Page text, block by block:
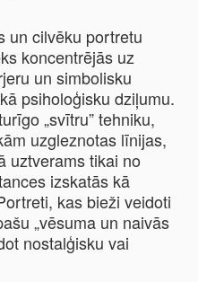
un cilvēku portretu
koncentrējās uz
un simbolisku
psiholoģisku dziļumu.
„svītru” tehniku,
uzgleznotas līnijas,
uztverams tikai no
izskatās kā
kas bieži veidoti
„vēsuma un naivās
nostalģisku vai